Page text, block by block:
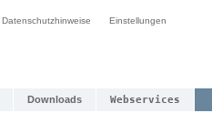
Datenschutzhinweise Einstellungen
Downloads Webservices